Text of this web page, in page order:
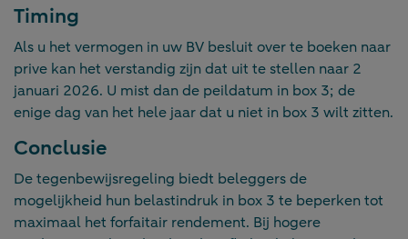
Timing
Als u het vermogen in uw BV besluit over te boeken naar
prive kan het verstandig zijn dat uit te stellen naar 2
januari 2026. U mist dan de peildatum in box 3; de
enige dag van het hele jaar dat u niet in box 3 wilt zitten.
Conclusie
De tegenbewijsregeling biedt beleggers de
mogelijkheid hun belastindruk in box 3 te beperken tot
maximaal het forfaitair rendement. Bij hogere